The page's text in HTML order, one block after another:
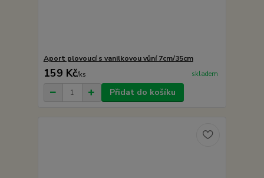
Aport plovoucí s vanilkovou vůní 7cm/35cm
159 Kč/ks skladem
Přidat do košíku